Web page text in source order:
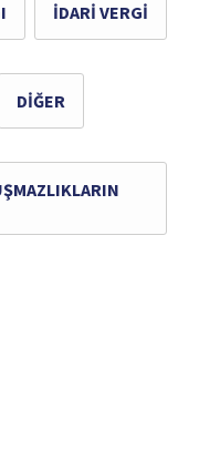
İDARI VERGI
DIĞER